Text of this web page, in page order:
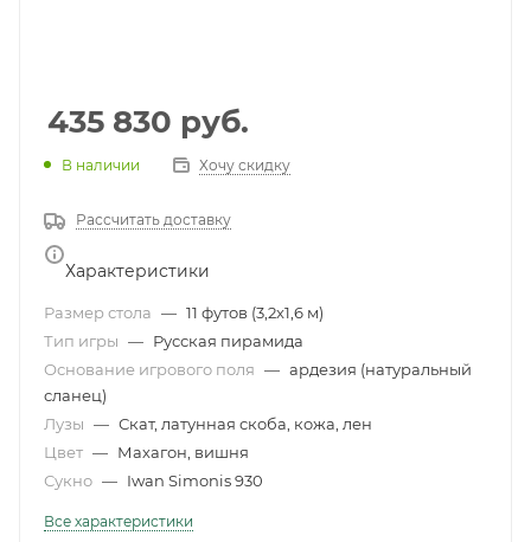
435 830 руб.
В наличии Хочу скидку
Рассчитать доставку
Характеристики
Размер стола — 11 футов (3,2x1,6 м)
Тип игры — Русская пирамида
Основание игрового поля — ардезия (натуральный
сланец)
Лузы — Скат, латунная скоба, кожа, лен
Цвет — Махагон, вишня
Сукно — Iwan Simonis 930
Все характеристики